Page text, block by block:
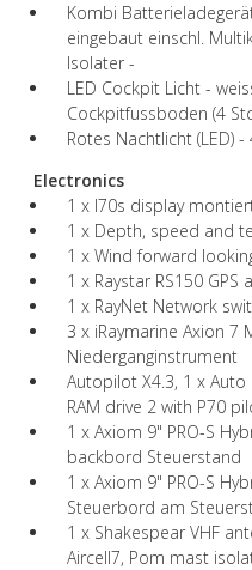
Kombi
eingebaut einschl.
Isolater -
LED Cockpit Licht -
Cockpitfussboden (4
Rotes Nachtlicht (LED)
Electronics
1 x I70s display
1 x Depth, speed and
1 x Wind forward
1 x Raystar RS150 GPS
1 x RayNet Network
3 x iRaymarine Axion
Niederganginstrument
Autopilot X4.3, 1 x
RAM drive 2 with P70
1 x Axiom 9" PRO-S
backbord Steuerstand
1 x Axiom 9" PRO-S
Steuerbord am
1 x Shakespear VHF
Aircell7, Pom mast